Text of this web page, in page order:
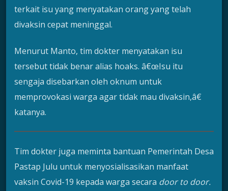
terkait isu yang menyatakan orang yang telah
divaksin cepat meninggal.
Menurut Manto, tim dokter menyatakan isu
tersebut tidak benar alias hoaks. â€œIsu itu
sengaja disebarkan oleh oknum untuk
memprovokasi warga agar tidak mau divaksin,â€
katanya.
Tim dokter juga meminta bantuan Pemerintah Desa
Pastap Julu untuk menyosialisasikan manfaat
vaksin Covid-19 kepada warga secara door to door.